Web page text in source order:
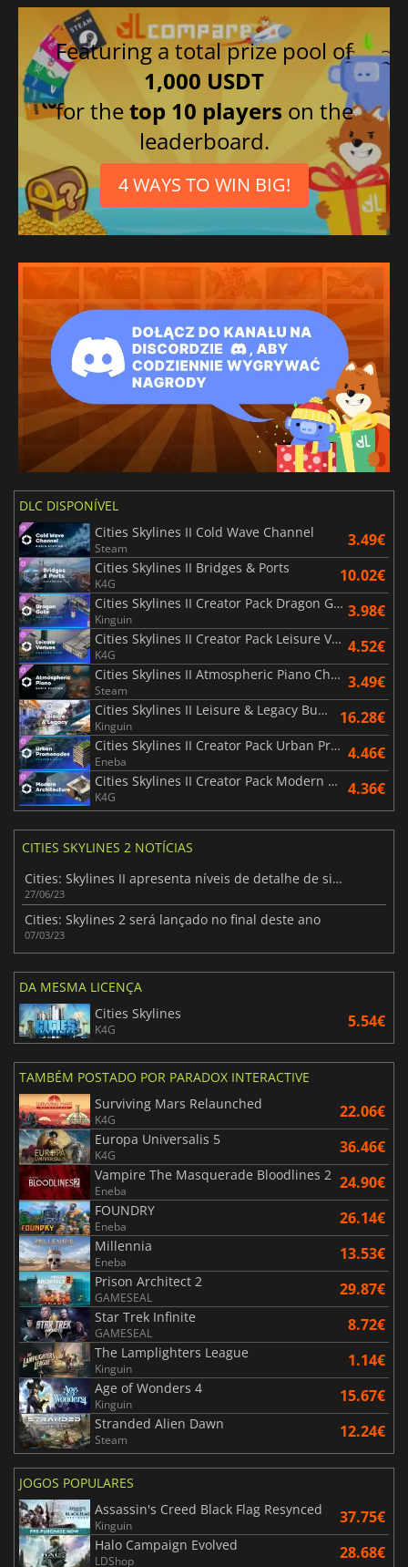
Featuring a total prize pool of
1,000 USDT
for thetop 10 players on the
leaderboard.
4 WAYS TO WIN BIG!
DLC DISPONÍVEL
Cities Skylines II Cold Wave Channel
Steam 3.49€
Cities Skylines II Bridges & Ports
K4G 10.02€
Cities Skylines II Creator Pack Dragon Gate
Kinguin 3.98€
Cities Skylines II Creator Pack Leisure Venues
K4G 4.52€
Cities Skylines II Atmospheric Piano Channel
Steam 3.49€
Cities Skylines II Leisure & Legacy Bundle
Kinguin 16.28€
Cities Skylines II Creator Pack Urban Promenades
Eneba 4.46€
Cities Skylines II Creator Pack Modern Architecture
K4G 4.36€
CITIES SKYLINES 2 NOTÍCIAS
Cities: Skylines II apresenta níveis de detalhe de simulação sem precedentes
27/06/23
Cities: Skylines 2 será lançado no final deste ano
07/03/23
DA MESMA LICENÇA
Cities Skylines
K4G 5.54€
TAMBÉM POSTADO POR PARADOX INTERACTIVE
Surviving Mars Relaunched
K4G 22.06€
Europa Universalis 5
K4G 36.46€
Vampire The Masquerade Bloodlines 2
Eneba 24.90€
FOUNDRY
Eneba 26.14€
Millennia
Eneba 13.53€
Prison Architect 2
GAMESEAL 29.87€
Star Trek Infinite
GAMESEAL 8.72€
The Lamplighters League
Kinguin 1.14€
Age of Wonders 4
Kinguin 15.67€
Stranded Alien Dawn
Steam 12.24€
JOGOS POPULARES
Assassin's Creed Black Flag Resynced
Kinguin 37.75€
Halo Campaign Evolved
LDShop 28.68€